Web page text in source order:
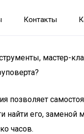
Контакты
мастер-
позволяет
найти его,
часов.